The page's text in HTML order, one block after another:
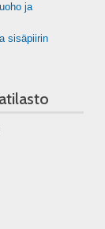
ja
sisäpiirin